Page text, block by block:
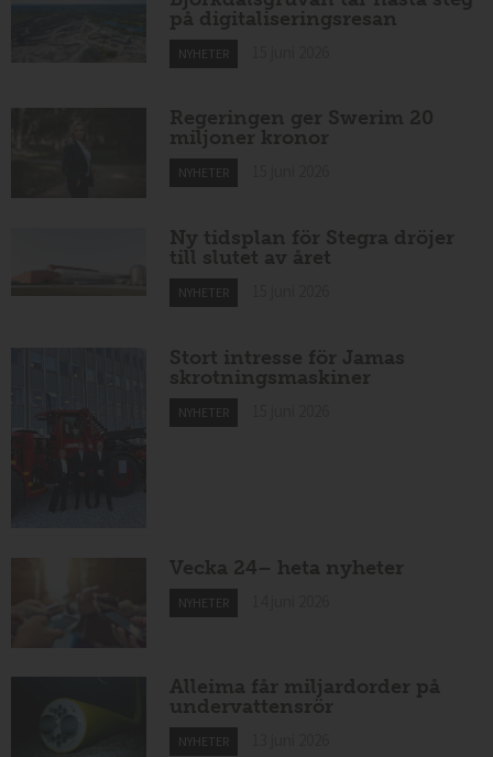
på digitaliseringsresan
NYHETER
Regeringen ger Swerim 20
miljoner kronor
NYHETER
Ny tidsplan för Stegra dröjer
till slutet av året
NYHETER
Stort intresse för Jamas
skrotningsmaskiner
NYHETER
Vecka 24– heta nyheter
NYHETER
Alleima får miljardorder på
undervattensrör
NYHETER